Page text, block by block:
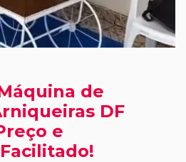
de
DF
e